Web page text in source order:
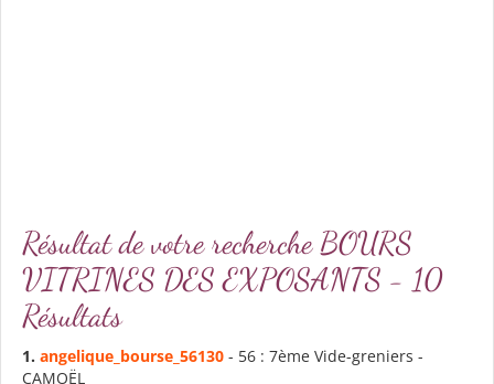
Résultat de votre recherche BOURS
VITRINES DES EXPOSANTS - 10
Résultats
1. angelique_ bourse_56130 - 56 : 7ème Vide-greniers -
CAMOËL